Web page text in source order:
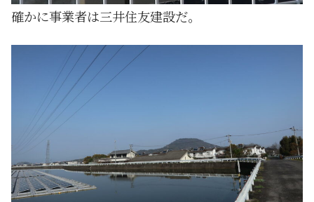
確かに事業者は三井住友建設だ。